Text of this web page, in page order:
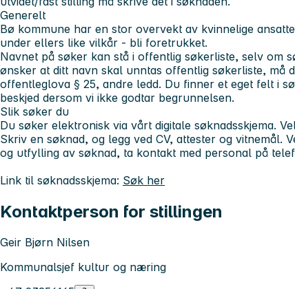
Generelt
Bø kommune har en stor overvekt av kvinnelige
under ellers like vilkår - bli foretrukket.
Navnet på søker kan stå i offentlig søkerliste, selv om
ønsker at ditt navn skal unntas offentlig søkerliste, må
offentleglova § 25, andre ledd. Du finner et eget felt i
beskjed dersom vi ikke godtar begrunnelsen.
Slik søker du
Du søker elektronisk via vårt digitale søknadsskjema.
Skriv en søknad, og legg ved CV, attester og vitnemål.
og utfylling av søknad, ta kontakt med personal på
Link til søknadsskjema: Søk her
Kontaktperson for stillingen
Geir Bjørn Nilsen
Kommunalsjef kultur og næring